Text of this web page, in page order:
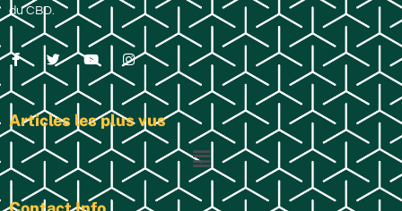
du CBD.
Articles les plus vus